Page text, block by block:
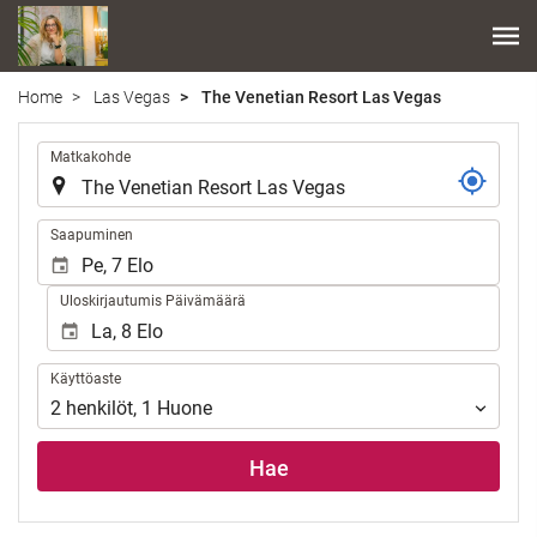
Home Las Vegas The Venetian Resort Las Vegas
Matkakohde
Saapuminen
Uloskirjautumis Päivämäärä
Käyttöaste
Käyttöaste
2 henkilöt, 1 Huone
Hae